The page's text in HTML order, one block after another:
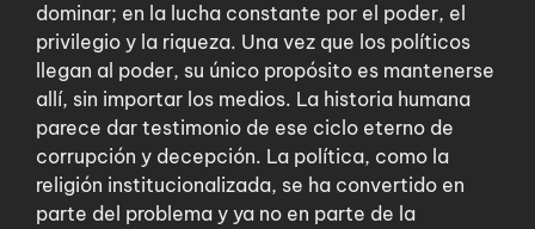
dominar; en la lucha constante por el poder, el
privilegio y la riqueza. Una vez que los políticos
llegan al poder, su único propósito es mantenerse
allí, sin importar los medios. La historia humana
parece dar testimonio de ese ciclo eterno de
corrupción y decepción. La política, como la
religión institucionalizada, se ha convertido en
parte del problema y ya no en parte de la